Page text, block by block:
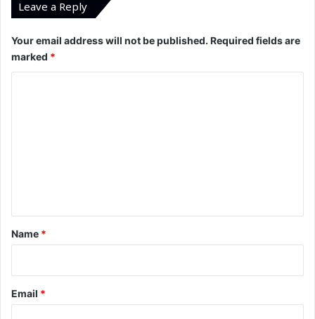
Leave a Reply
Your email address will not be published. Required fields are
marked *
*
Name *
Email *